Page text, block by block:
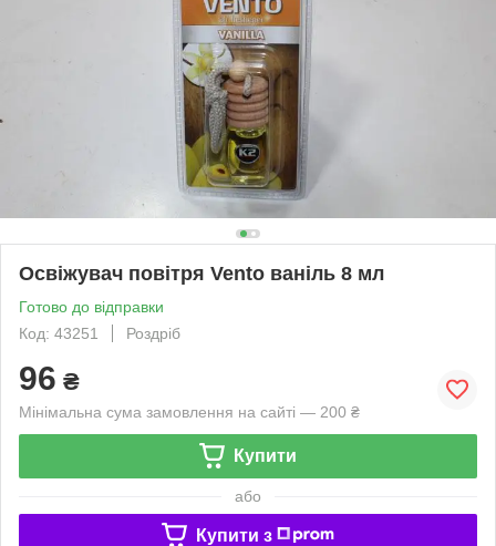
Освіжувач повітря Vento ваніль 8 мл
Готово до відправки
Код: 43251
Роздріб
96 ₴
Мінімальна сума замовлення на сайті — 200 ₴
Купити
або
Купити з